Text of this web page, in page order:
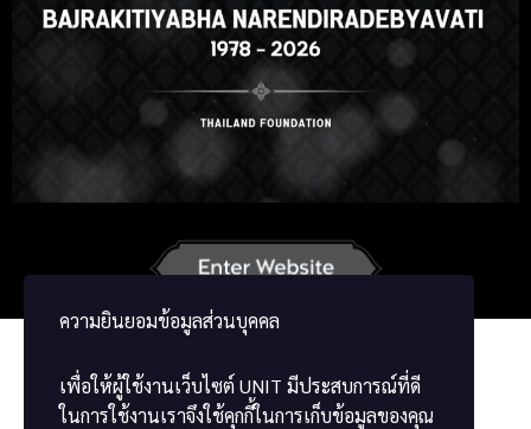
ความยินยอมข้อมูลส่วนบุคคล
เพื่อให้ผู้ใช้งานเว็บไซต์ UNIT มีประสบการณ์ที่ดี
ในการใช้งานเราจึงใช้คุกกี้ในการเก็บข้อมูลของคุณ
English ภาษาไทย
Korean German
Chinese
ខ្មែរ